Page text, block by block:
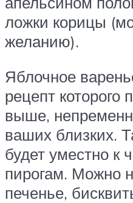
ложки корицы
желанию).
Яблочное
рецепт которого
выше,
ваших близких.
будет уместно к
пирогам. Можно
печенье,